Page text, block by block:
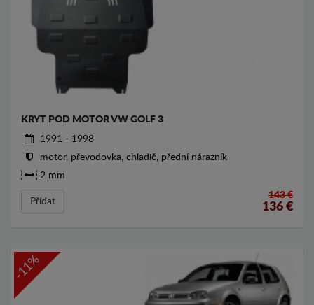
KRYT POD MOTOR VW GOLF 3
1991 - 1998
motor, převodovka, chladič, přední nárazník
2 mm
Přídat
143 €
136 €
-11%